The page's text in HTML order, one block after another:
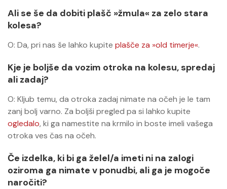
Ali se še da dobiti plašč »žmula« za zelo stara
kolesa?
O: Da, pri nas še lahko kupite plašče za »old timerje«.
Kje je boljše da vozim otroka na kolesu, spredaj
ali zadaj?
O: Kljub temu, da otroka zadaj nimate na očeh je le tam
zanj bolj varno. Za boljši pregled pa si lahko kupite
ogledalo, ki ga namestite na krmilo in boste imeli vašega
otroka ves čas na očeh.
Če izdelka, ki bi ga želel/a imeti ni na zalogi
oziroma ga nimate v ponudbi, ali ga je mogoče
naročiti?